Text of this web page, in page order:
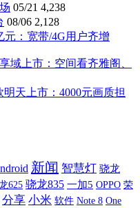
05/21 4,238
08/06 2,128
元：宽带/4G用户齐增
域上市：空间看齐雅阁、
明天上市：4000元画质担
新闻 智慧灯 骁龙
625 骁龙835 一加5 OPPO 荣
分享 小米 软件 Note 8 One